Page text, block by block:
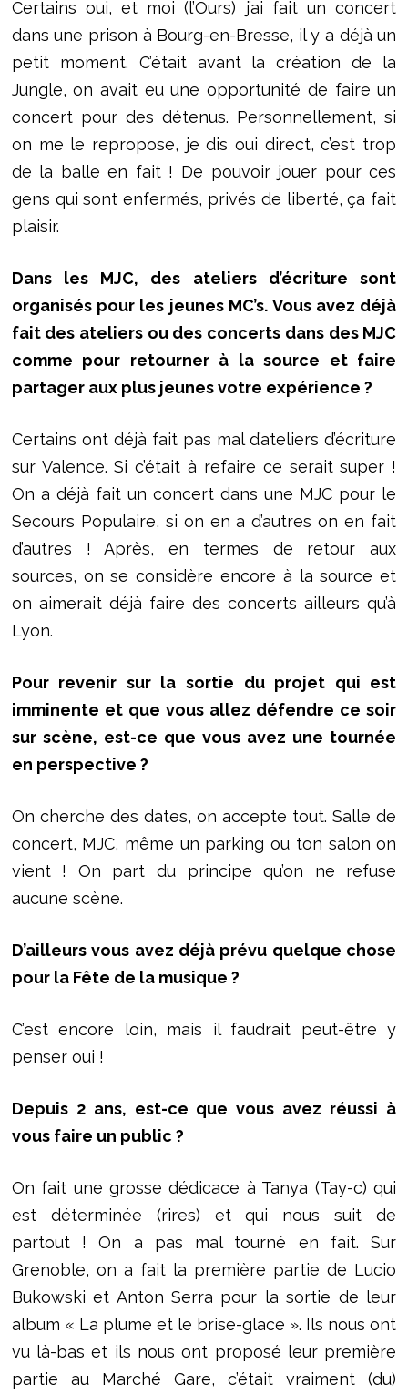
Certains oui, et moi (l’Ours) j’ai fait un concert
dans une prison à Bourg-en-Bresse, il y a déjà un
petit moment. C’était avant la création de la
Jungle, on avait eu une opportunité de faire un
concert pour des détenus. Personnellement, si
on me le repropose, je dis oui direct, c’est trop
de la balle en fait ! De pouvoir jouer pour ces
gens qui sont enfermés, privés de liberté, ça fait
plaisir.
Dans les MJC, des ateliers d’écriture sont
organisés pour les jeunes MC’s. Vous avez déjà
fait des ateliers ou des concerts dans des MJC
comme pour retourner à la source et faire
partager aux plus jeunes votre expérience ?
Certains ont déjà fait pas mal d’ateliers d’écriture
sur Valence. Si c’était à refaire ce serait super !
On a déjà fait un concert dans une MJC pour le
Secours Populaire, si on en a d’autres on en fait
d’autres ! Après, en termes de retour aux
sources, on se considère encore à la source et
on aimerait déjà faire des concerts ailleurs qu’à
Lyon.
Pour revenir sur la sortie du projet qui est
imminente et que vous allez défendre ce soir
sur scène, est-ce que vous avez une tournée
en perspective ?
On cherche des dates, on accepte tout. Salle de
concert, MJC, même un parking ou ton salon on
vient ! On part du principe qu’on ne refuse
aucune scène.
D’ailleurs vous avez déjà prévu quelque chose
pour la Fête de la musique ?
C’est encore loin, mais il faudrait peut-être y
penser oui !
Depuis 2 ans, est-ce que vous avez réussi à
vous faire un public ?
On fait une grosse dédicace à Tanya (Tay-c) qui
est déterminée (rires) et qui nous suit de
partout ! On a pas mal tourné en fait. Sur
Grenoble, on a fait la première partie de Lucio
Bukowski et Anton Serra pour la sortie de leur
album « La plume et le brise-glace ». Ils nous ont
vu là-bas et ils nous ont proposé leur première
partie au Marché Gare, c’était vraiment (du)